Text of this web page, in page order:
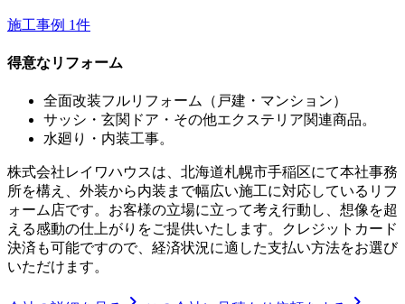
施工事例 1件
得意なリフォーム
全面改装フルリフォーム（戸建・マンション）
サッシ・玄関ドア・その他エクステリア関連商品。
水廻り・内装工事。
株式会社レイワハウスは、北海道札幌市手稲区にて本社事務
所を構え、外装から内装まで幅広い施工に対応しているリフ
ォーム店です。お客様の立場に立って考え行動し、想像を超
える感動の仕上がりをご提供いたします。クレジットカード
決済も可能ですので、経済状況に適した支払い方法をお選び
いただけます。